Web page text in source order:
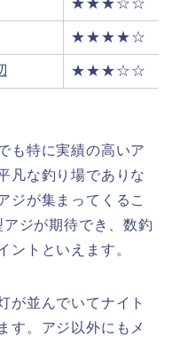
★★★☆☆
★★★★☆
★★★☆☆
も特に実績の高いア
凡な釣り場でありな
ジが集まってくるこ
ジが期待でき、数釣
ントといえます。
が並んでいてナイト
す。アジ以外にもメ